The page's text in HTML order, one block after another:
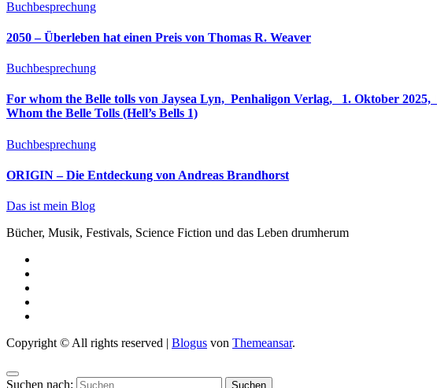
Buchbesprechung
2050 – Überleben hat einen Preis von Thomas R. Weaver
Buchbesprechung
For whom the Belle tolls von Jaysea Lyn, ‎ Penhaligon Verlag, ‎ 1. Oktober 2025, ‎ Deutsche Erstausgabe, Seitenzahl
Whom the Belle Tolls (Hell’s Bells 1)
Buchbesprechung
ORIGIN – Die Entdeckung von Andreas Brandhorst
Das ist mein Blog
Bücher, Musik, Festivals, Science Fiction und das Leben drumherum
Copyright © All rights reserved | Blogus von Themeansar.
Suchen nach: